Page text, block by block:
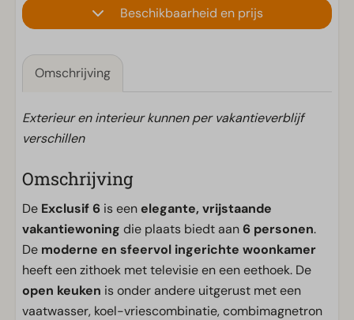
Beschikbaarheid en prijs
Omschrijving
Exterieur en interieur kunnen per vakantieverblijf
verschillen
Omschrijving
De Exclusif 6 is eenelegante, vrijstaande
vakantiewoning die plaats biedt aan6 personen.
De moderne en sfeervol ingerichte woonkamer
heeft een zithoek met televisie en een eethoek. De
open keuken is onder andere uitgerust met een
vaatwasser, koel-vriescombinatie, combimagnetron